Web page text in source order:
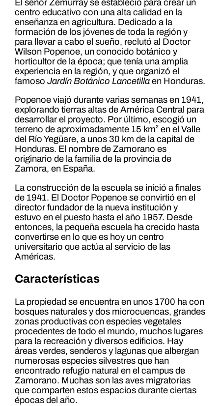
El señor Zemurray se estableció para crear un
centro educativo con una alta calidad en la
enseñanza en agricultura. Dedicado a la
formación de los jóvenes de toda la región y
para llevar a cabo el sueño, reclutó al Doctor
Wilson Popenoe, un conocido botánico y
horticultor de la época; que tenía una amplia
experiencia en la región, y que organizó el
famoso Jardín Botánico Lancetilla‎en Honduras.
Popenoe viajó durante varias semanas en 1941,
explorando tierras altas de América Central para
desarrollar el proyecto. Por último, escogió un
terreno de aproximadamente 15 km² en el Valle
del Río Yegüare, a unos 30 km de la capital de
Honduras. El nombre de Zamorano es
originario de la familia de la provincia de
Zamora, en España.
La construcción de la escuela se inició a finales
de 1941. El Doctor Popenoe se convirtió en el
director fundador de la nueva institución y
estuvo en el puesto hasta el año 1957. Desde
entonces, la pequeña escuela ha crecido hasta
convertirse en lo que es hoy un centro
universitario que actúa al servicio de las
Américas.
Características
La propiedad se encuentra en unos 1700 ha con
bosques naturales y dos microcuencas, grandes
zonas productivas con especies vegetales
procedentes de todo el mundo, muchos lugares
para la recreación y diversos edificios. Hay
áreas verdes, senderos y lagunas que albergan
numerosas especies silvestres que han
encontrado refugio natural en el campus de
Zamorano. Muchas son las aves migratorias
que comparten estos espacios durante ciertas
épocas del año.